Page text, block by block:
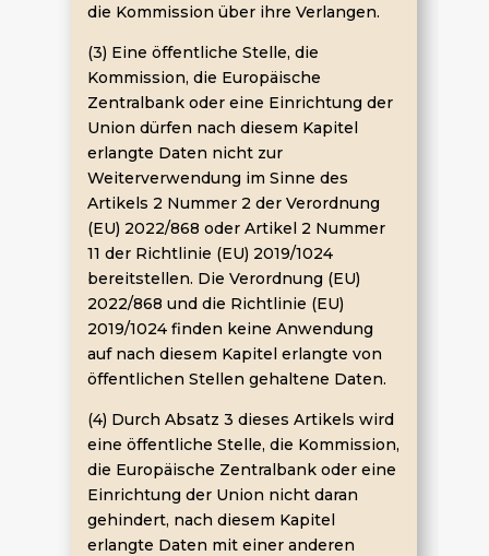
die Kommission über ihre Verlangen.
(3) Eine öffentliche Stelle, die
Kommission, die Europäische
Zentralbank oder eine Einrichtung der
Union dürfen nach diesem Kapitel
erlangte Daten nicht zur
Weiterverwendung im Sinne des
Artikels 2 Nummer 2 der Verordnung
(EU) 2022/868 oder Artikel 2 Nummer
11 der Richtlinie (EU) 2019/1024
bereitstellen. Die Verordnung (EU)
2022/868 und die Richtlinie (EU)
2019/1024 finden keine Anwendung
auf nach diesem Kapitel erlangte von
öffentlichen Stellen gehaltene Daten.
(4) Durch Absatz 3 dieses Artikels wird
eine öffentliche Stelle, die Kommission,
die Europäische Zentralbank oder eine
Einrichtung der Union nicht daran
gehindert, nach diesem Kapitel
erlangte Daten mit einer anderen